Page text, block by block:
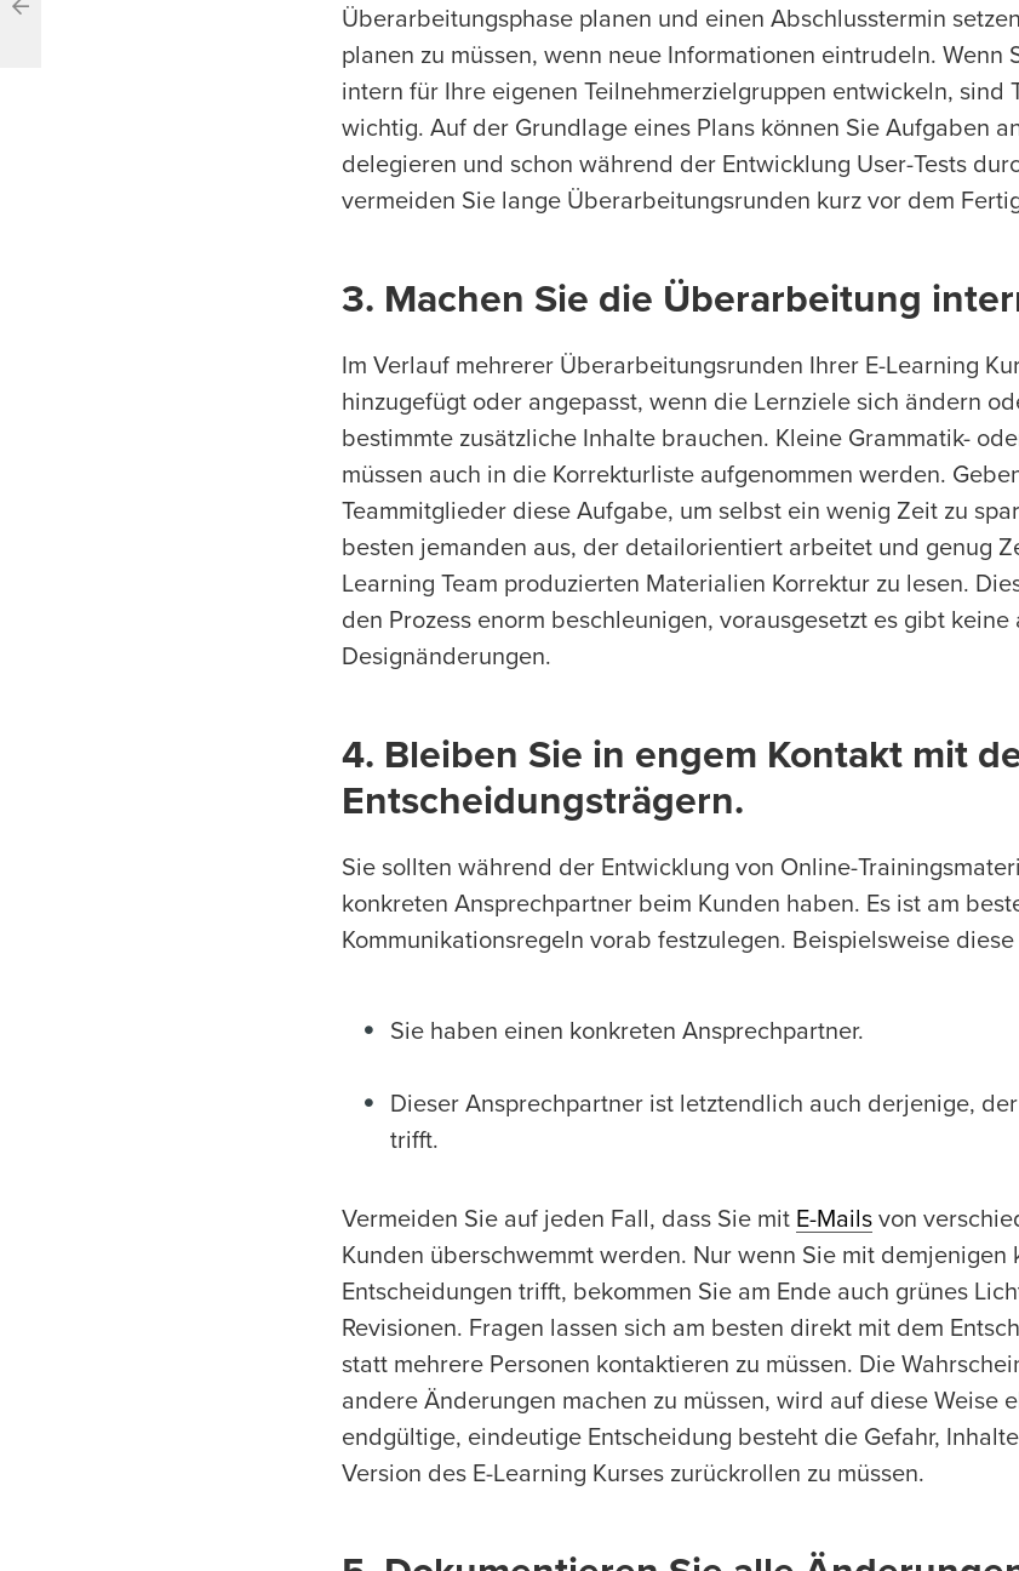
Überarbeitungsphase planen und einen Abschlusstermin
planen zu müssen, wenn neue Informationen eintrudeln. Wenn
intern für Ihre eigenen Teilnehmerzielgruppen entwickeln, sind
wichtig. Auf der Grundlage eines Plans können Sie Aufgaben
delegieren und schon während der Entwicklung User-Tests
vermeiden Sie lange Überarbeitungsrunden kurz vor dem
3. Machen Sie die Überarbeitung
Im Verlauf mehrerer Überarbeitungsrunden Ihrer E-Learning
hinzugefügt oder angepasst, wenn die Lernziele sich ändern
bestimmte zusätzliche Inhalte brauchen. Kleine Grammatik-
müssen auch in die Korrekturliste aufgenommen werden.
Teammitglieder diese Aufgabe, um selbst ein wenig Zeit zu
besten jemanden aus, der detailorientiert arbeitet und genug
Learning Team produzierten Materialien Korrektur zu lesen.
den Prozess enorm beschleunigen, vorausgesetzt es gibt keine
Designänderungen.
4. Bleiben Sie in engem Kontakt mit
Entscheidungsträgern.
Sie sollten während der Entwicklung von Online-
konkreten Ansprechpartner beim Kunden haben. Es ist am
Kommunikationsregeln vorab festzulegen. Beispielsweise
Sie haben einen konkreten Ansprechpartner.
Dieser Ansprechpartner ist letztendlich auch derjenige,
trifft.
Vermeiden Sie auf jeden Fall, dass Sie mit E-Mails von
Kunden überschwemmt werden. Nur wenn Sie mit
Entscheidungen trifft, bekommen Sie am Ende auch grünes
Revisionen. Fragen lassen sich am besten direkt mit dem
statt mehrere Personen kontaktieren zu müssen. Die
andere Änderungen machen zu müssen, wird auf diese Weise
endgültige, eindeutige Entscheidung besteht die Gefahr,
Version des E-Learning Kurses zurückrollen zu müssen.